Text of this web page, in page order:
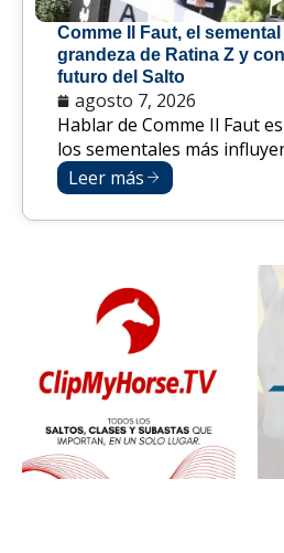
Comme Il Faut, el
grandeza de Ratina Z y
futuro del Salto
agosto 7, 2026
Hablar de Comme Il Faut
los sementales más
Leer más